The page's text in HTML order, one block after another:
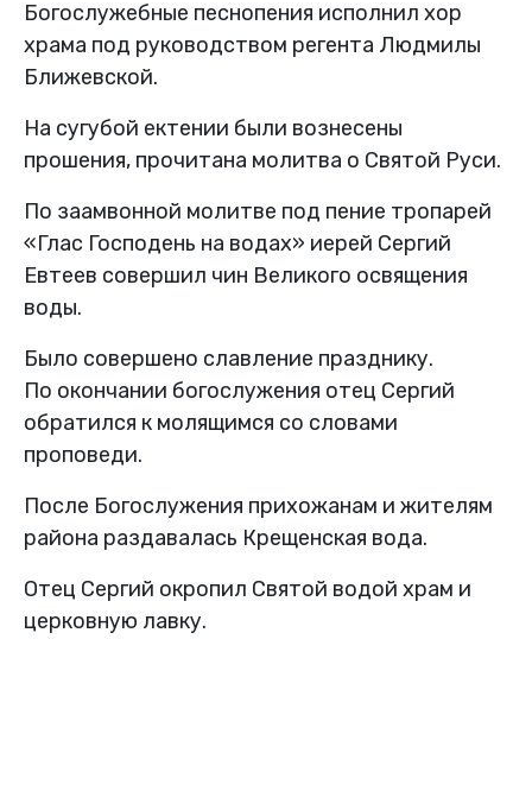
Богослужебные песнопения исполнил хор
храма под руководством регента Людмилы
Ближевской.
На сугубой ектении были вознесены
прошения, прочитана молитва о Святой Руси.
По заамвонной молитве под пение тропарей
«Глас Господень на водах» иерей Сергий
Евтеев совершил чин Великого освящения
воды.
Было совершено славление празднику.
По окончании богослужения отец Сергий
обратился к молящимся со словами
проповеди.
После Богослужения прихожанам и жителям
района раздавалась Крещенская вода.
Отец Сергий окропил Святой водой храм и
церковную лавку.